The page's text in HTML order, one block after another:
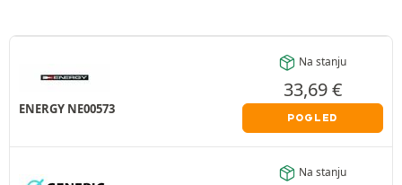
ENERGY NE00573
Na stanju
33,69€
POGLED
Na stanju